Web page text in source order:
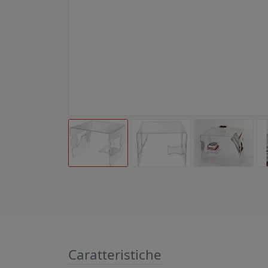
Caratteristiche